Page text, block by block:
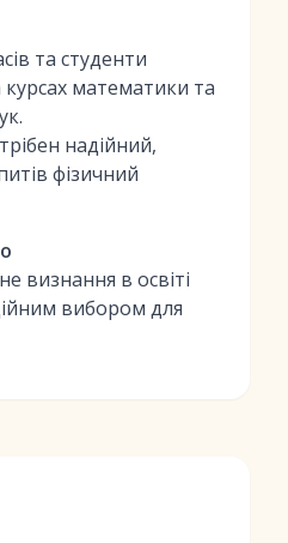
та студенти
курсах математики та
надійний,
фізичний
визнання в освіті
вибором для